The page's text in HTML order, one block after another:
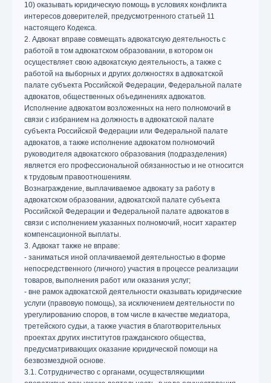
10) оказывать юридическую помощь в условиях конфликта
интересов доверителей, предусмотренного статьей 11
настоящего Кодекса.
2. Адвокат вправе совмещать адвокатскую деятельность с
работой в том адвокатском образовании, в котором он
осуществляет свою адвокатскую деятельность, а также с
работой на выборных и других должностях в адвокатской
палате субъекта Российской Федерации, Федеральной палате
адвокатов, общественных объединениях адвокатов.
Исполнение адвокатом возложенных на него полномочий в
связи с избранием на должность в адвокатской палате
субъекта Российской Федерации или Федеральной палате
адвокатов, а также исполнение адвокатом полномочий
руководителя адвокатского образования (подразделения)
является его профессиональной обязанностью и не относится
к трудовым правоотношениям.
Вознаграждение, выплачиваемое адвокату за работу в
адвокатском образовании, адвокатской палате субъекта
Российской Федерации и Федеральной палате адвокатов в
связи с исполнением указанных полномочий, носит характер
компенсационной выплаты.
3. Адвокат также не вправе:
- заниматься иной оплачиваемой деятельностью в форме
непосредственного (личного) участия в процессе реализации
товаров, выполнения работ или оказания услуг;
- вне рамок адвокатской деятельности оказывать юридические
услуги (правовую помощь), за исключением деятельности по
урегулированию споров, в том числе в качестве медиатора,
третейского судьи, а также участия в благотворительных
проектах других институтов гражданского общества,
предусматривающих оказание юридической помощи на
безвозмездной основе.
3.1. Сотрудничество с органами, осуществляющими